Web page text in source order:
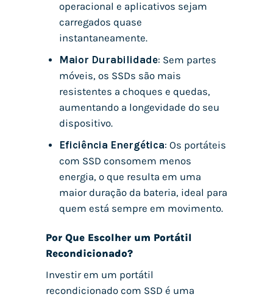
operacional e aplicativos sejam
carregados quase
instantaneamente.
Maior Durabilidade: Sem partes
móveis, os SSDs são mais
resistentes a choques e quedas,
aumentando a longevidade do seu
dispositivo.
Eficiência Energética: Os portáteis
com SSD consomem menos
energia, o que resulta em uma
maior duração da bateria, ideal para
quem está sempre em movimento.
Por Que Escolher um Portátil
Recondicionado?
Investir em um portátil
recondicionado com SSD é uma